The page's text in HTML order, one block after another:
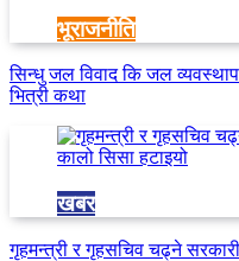
भूराजनीति
सिन्धु जल विवाद कि जल
भित्री कथा
खबर
गृहमन्त्री र गृहसचिव चढ्ने